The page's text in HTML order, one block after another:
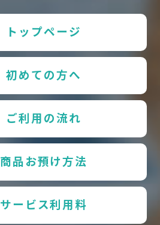
トップページ
初めての方へ
ご利用の流れ
商品お預け方法
サービス利用料